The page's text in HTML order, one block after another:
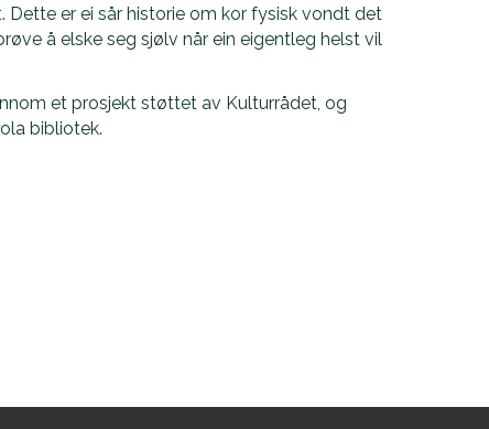
Dette er ei sår historie om kor fysisk vondt det
å elske seg sjølv når ein eigentleg helst vil
et prosjekt støttet av Kulturrådet, og
bibliotek.